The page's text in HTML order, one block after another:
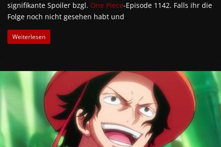
signifikante Spoiler bzgl. One Piece-Episode 1142. Falls ihr die
Folge noch nicht gesehen habt und
Weiterlesen